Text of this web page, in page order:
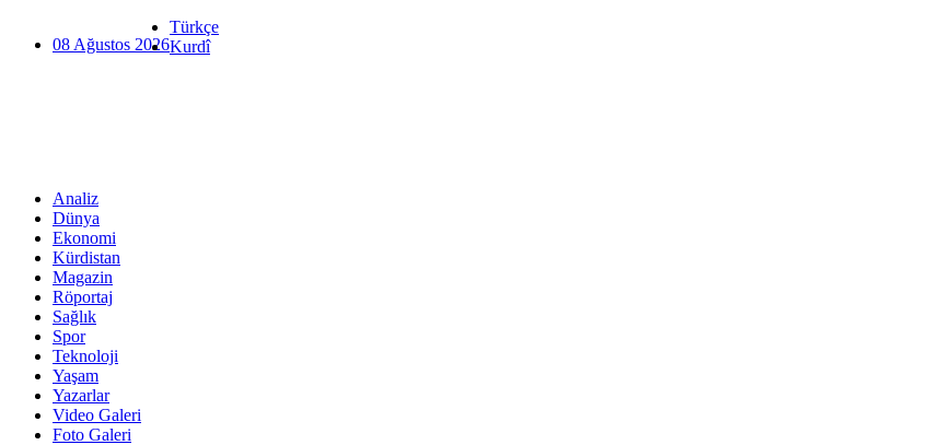
08 Ağustos 2026
Türkçe
Kurdî
Analiz
Dünya
Ekonomi
Kürdistan
Magazin
Röportaj
Sağlık
Spor
Teknoloji
Yaşam
Yazarlar
Video Galeri
Foto Galeri